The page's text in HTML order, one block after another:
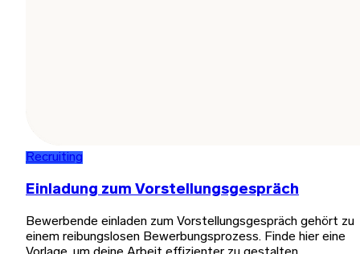
Recruiting
Einladung zum Vorstellungsgespräch
Bewerbende einladen zum Vorstellungsgespräch gehört zu
einem reibungslosen Bewerbungsprozess. Finde hier eine